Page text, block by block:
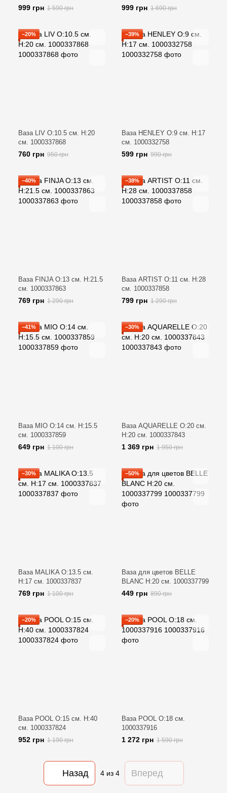
999 грн 1 590 грн 999 грн 1 690 грн
−20%
Ваза LIV O:10.5 см. H:20
см. 1000337868
760 грн 950 грн
−39%
Ваза HENLEY O:9 см. H:17
см. 1000332758
599 грн 990 грн
−40%
Ваза FINJA O:13 см. H:21.5
см. 1000337863
769 грн 1 290 грн
−38%
Ваза ARTIST O:11 см. H:28
см. 1000337858
799 грн 1 290 грн
−41%
Ваза MIO O:14 см. H:15.5
см. 1000337859
649 грн 1 100 грн
−30%
Ваза AQUARELLE O:20 см.
H:20 см. 1000337843
1 369 грн 1 950 грн
−30%
Ваза MALIKA O:13.5 см.
H:17 см. 1000337837
769 грн 1 100 грн
−50%
Ваза для цветов BELLE
BLANC H:20 см. 1000337799
449 грн 890 грн
−20%
Ваза POOL O:15 см. H:40
см. 1000337824
952 грн 1 190 грн
−20%
Ваза POOL O:18 см.
1000337916
1 272 грн 1 590 грн
Назад 4из 4 Вперед